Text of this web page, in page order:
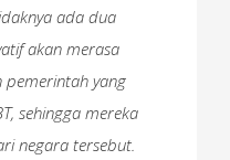
ada dua
akan merasa
pemerintah yang
sehingga mereka
negara tersebut.